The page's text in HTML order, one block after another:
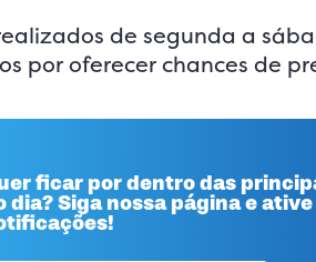
de segunda a
por oferecer chances de
ficar por dentro das
dia? Siga nossa página e ative